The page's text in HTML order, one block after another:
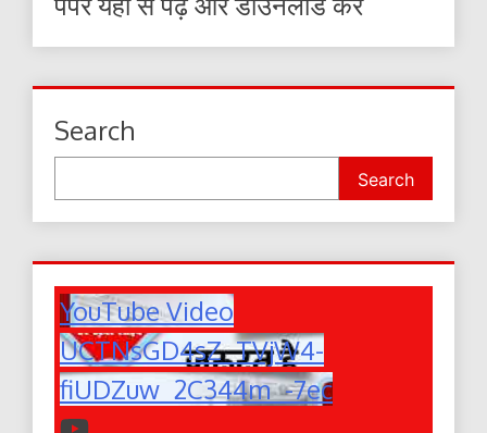
Search
Search
YouTube Video
UCTNsGD4sZ_TVjW4-
fiUDZuw_2C344m_-7ec